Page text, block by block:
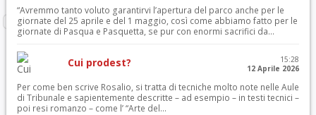
“Avremmo tanto voluto garantirvi l’apertura del parco anche per le
giornate del 25 aprile e del 1 maggio, così come abbiamo fatto per le
giornate di Pasqua e Pasquetta, se pur con enormi sacrifici da...
Cui prodest?
15:28
12 Aprile 2026
Per come ben scrive Rosalio, si tratta di tecniche molto note nelle Aule
di Tribunale e sapientemente descritte – ad esempio – in testi tecnici –
poi resi romanzo – come l’ “Arte del...